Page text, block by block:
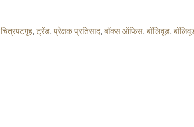
चित्रपटगृह, ट्रेंड, प्रेक्षक प्रतिसाद, बॉक्स ऑफिस, बॉलिवूड,